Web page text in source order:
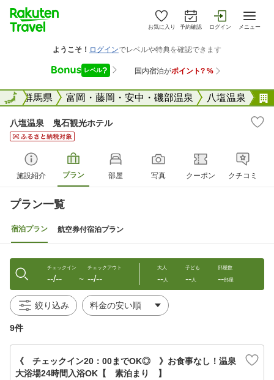
お気に入り 予約確認 ログイン メニュー
全国群馬県 富岡・藤岡・安中・磯部温泉 八塩温泉
全国
八塩温泉 鬼石観光ホテル
施設紹介 プラン 部屋 写真 クーポン クチコミ
プラン一覧
宿泊プラン 航空券付宿泊プラン
チェックイン
--/-- 〜
チェックアウト
--/--
大人
--人
子ども
--人
部屋数
--部屋
絞り込み
9件
《 チェックイン20：00までOK◎ 》お食事なし！温泉
大浴場24時間入浴OK【 素泊まり 】